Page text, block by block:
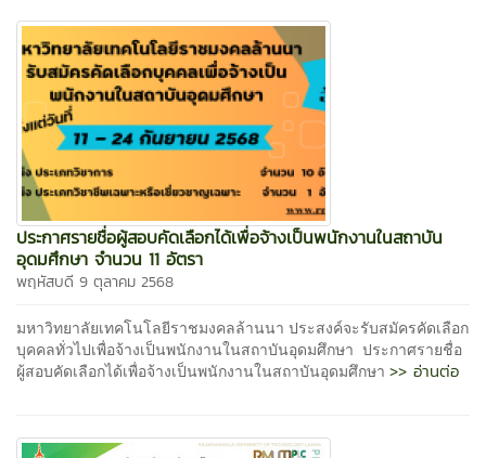
ประกาศรายชื่อผู้สอบคัดเลือกได้เพื่อจ้างเป็นพนักงานในสถาบัน
อุดมศึกษา จำนวน 11 อัตรา
พฤหัสบดี 9 ตุลาคม 2568
มหาวิทยาลัยเทคโนโลยีราชมงคลล้านนา ประสงค์จะรับสมัครคัดเลือก
บุคคลทั่วไปเพื่อจ้างเป็นพนักงานในสถาบันอุดมศึกษา ประกาศรายชื่อ
ผู้สอบคัดเลือกได้เพื่อจ้างเป็นพนักงานในสถาบันอุดมศึกษา >> อ่านต่อ